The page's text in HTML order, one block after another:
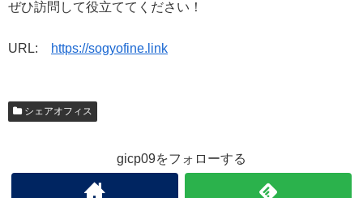
ぜひ訪問して役立ててください！
URL: https://sogyofine.link
シェアオフィス
gicp09をフォローする